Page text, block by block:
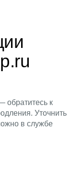
обратитесь к
Уточнить
в службе